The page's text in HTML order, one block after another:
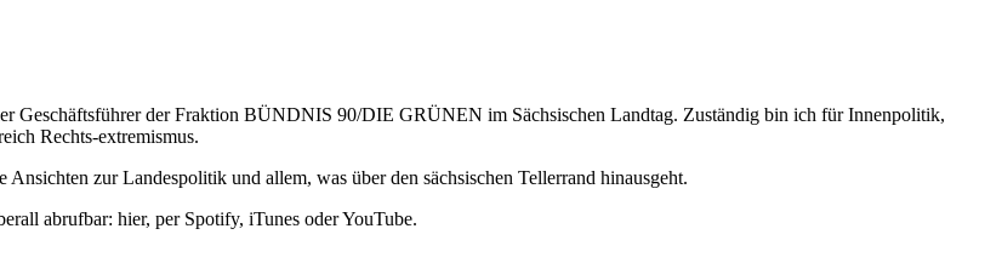
Geschäftsführer der Fraktion BÜNDNIS 90/DIE GRÜNEN im Sächsischen Landtag. Zuständig bin ich für Innenpolitik,
Rechts-extremismus.
zur Landespolitik und allem, was über den sächsischen Tellerrand hinausgeht.
abrufbar: hier, per Spotify, iTunes oder YouTube.